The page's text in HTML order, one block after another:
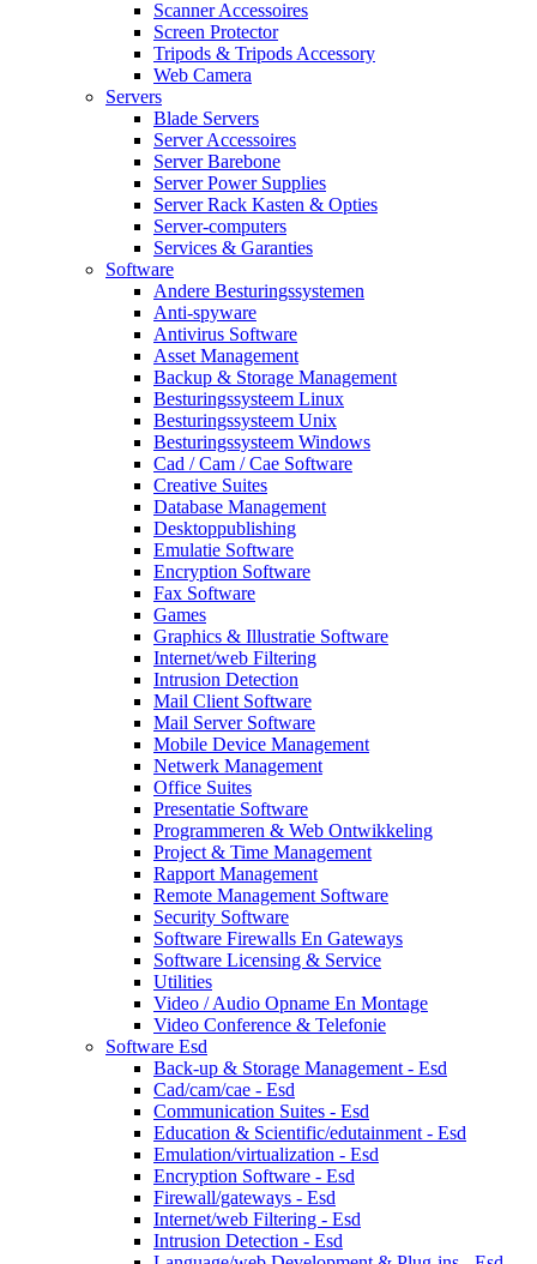
Scanner Accessoires
Screen Protector
Tripods & Tripods Accessory
Web Camera
Servers
Blade Servers
Server Accessoires
Server Barebone
Server Power Supplies
Server Rack Kasten & Opties
Server-computers
Services & Garanties
Software
Andere Besturingssystemen
Anti-spyware
Antivirus Software
Asset Management
Backup & Storage Management
Besturingssysteem Linux
Besturingssysteem Unix
Besturingssysteem Windows
Cad / Cam / Cae Software
Creative Suites
Database Management
Desktoppublishing
Emulatie Software
Encryption Software
Fax Software
Games
Graphics & Illustratie Software
Internet/web Filtering
Intrusion Detection
Mail Client Software
Mail Server Software
Mobile Device Management
Netwerk Management
Office Suites
Presentatie Software
Programmeren & Web Ontwikkeling
Project & Time Management
Rapport Management
Remote Management Software
Security Software
Software Firewalls En Gateways
Software Licensing & Service
Utilities
Video / Audio Opname En Montage
Video Conference & Telefonie
Software Esd
Back-up & Storage Management - Esd
Cad/cam/cae - Esd
Communication Suites - Esd
Education & Scientific/edutainment - Esd
Emulation/virtualization - Esd
Encryption Software - Esd
Firewall/gateways - Esd
Internet/web Filtering - Esd
Intrusion Detection - Esd